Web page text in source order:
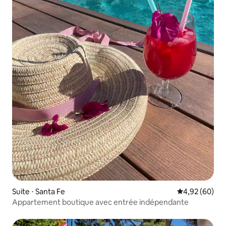
Suite ⋅ Santa Fe Évaluation
4,92 (60)
Appartement boutique avec entrée indépendante